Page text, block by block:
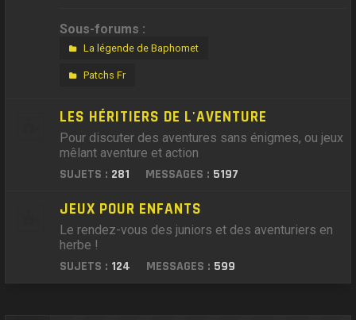
Sous-forums :
La légende de Baphomet
Patchs Fr
LES HÉRITIERS DE L'AVENTURE
Pour discuter des aventures sans énigmes, ou jeux
mêlant aventure et action
SUJETS : 281 MESSAGES : 5197
JEUX POUR ENFANTS
Le rendez-vous des juniors et des aventuriers en
herbe !
SUJETS : 124 MESSAGES : 599